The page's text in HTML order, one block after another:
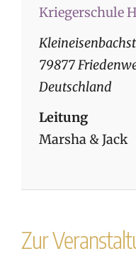
Kriegerschule
79877
Deutschland
Leitung
Marsha & Jack
Zur